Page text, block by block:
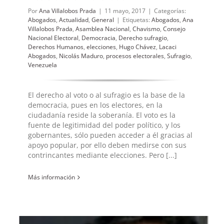
PorAna Villalobos Prada | 11 mayo, 2017 | Categorías:
Abogados, Actualidad, General | Etiquetas: Abogados, Ana
Villalobos Prada, Asamblea Nacional, Chavismo, Consejo
Nacional Electoral, Democracia, Derecho sufragio,
Derechos Humanos, elecciones, Hugo Chávez, Lacaci
Abogados, Nicolás Maduro, procesos electorales, Sufragio,
Venezuela
El derecho al voto o al sufragio es la base de la
democracia, pues en los electores, en la
ciudadanía reside la soberanía. El voto es la
fuente de legitimidad del poder político, y los
gobernantes, sólo pueden acceder a él gracias al
apoyo popular, por ello deben medirse con sus
contrincantes mediante elecciones. Pero [...]
Más información